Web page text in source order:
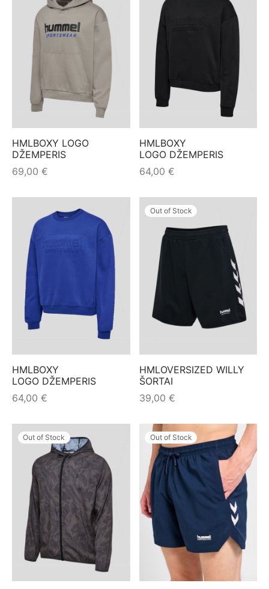
HMLBOXY LOGO
DŽEMPERIS
69,00 €
HMLBOXY
LOGO DŽEMPERIS
64,00 €
HMLBOXY
LOGO DŽEMPERIS
64,00 €
Out of Stock
HMLOVERSIZED WILLY
ŠORTAI
39,00 €
Out of Stock Out of Stock